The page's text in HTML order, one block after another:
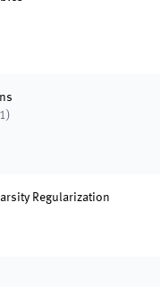
)
Regularization